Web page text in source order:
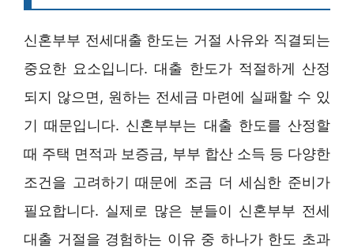
신혼부부 전세대출 한도는 거절 사유와 직결되는
중요한 요소입니다. 대출 한도가 적절하게 산정
되지 않으면, 원하는 전세금 마련에 실패할 수 있
기 때문입니다. 신혼부부는 대출 한도를 산정할
때 주택 면적과 보증금, 부부 합산 소득 등 다양한
조건을 고려하기 때문에 조금 더 세심한 준비가
필요합니다. 실제로 많은 분들이 신혼부부 전세
대출 거절을 경험하는 이유 중 하나가 한도 초과